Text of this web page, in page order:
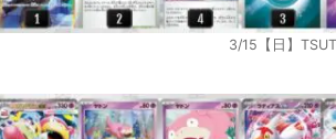
3/15【日】